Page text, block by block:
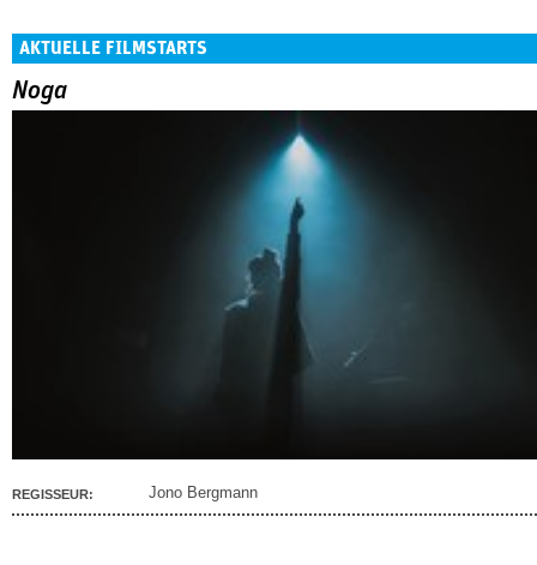
AKTUELLE FILMSTARTS
Noga
REGISSEUR: Jono Bergmann